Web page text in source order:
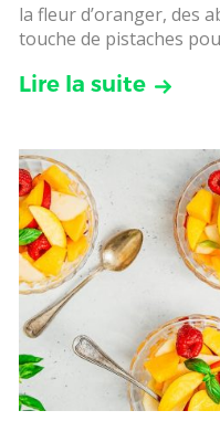
la fleur d’oranger, des
touche de pistaches
Lire la suite